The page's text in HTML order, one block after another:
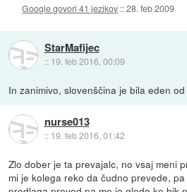
Google govori 41 jezikov ::28. feb 2009
StarMafijec
:: 19. feb 2016, 00:09
In zanimivo, slovenščina je bila eden
nurse013
:: 19. feb 2016, 01:42
Zlo dober je ta prevajalc, no vsaj meni
mi je kolega reko da čudno prevede,